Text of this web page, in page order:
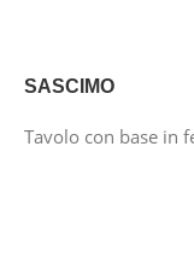
SASCIMO
Tavolo con base in